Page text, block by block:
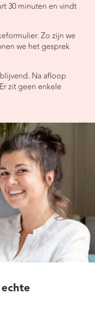
30 minuten en vindt
Zo zijn we
we het gesprek
Na afloop
zit geen enkele